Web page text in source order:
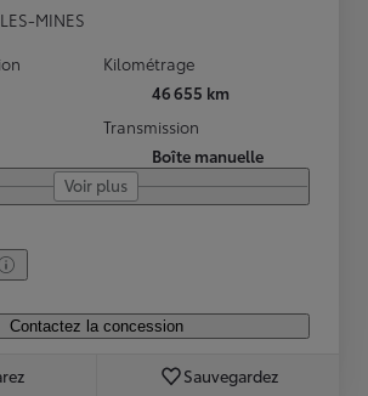
MINES
Kilométrage
46 655 km
Transmission
Boîte manuelle
Voir plus
Contactez la concession
Sauvegardez